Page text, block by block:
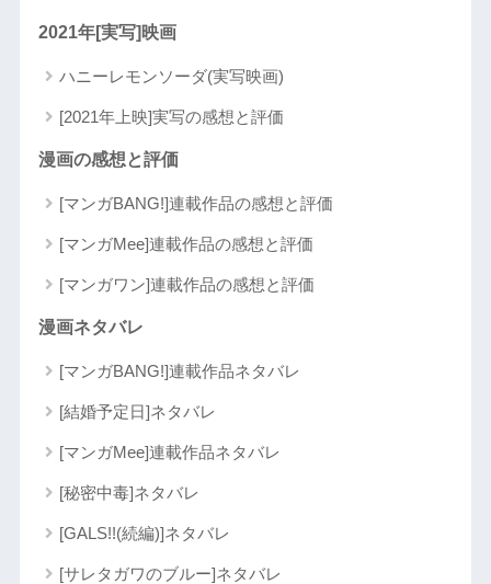
2021年[実写]映画
ハニーレモンソーダ(実写映画)
[2021年上映]実写の感想と評価
漫画の感想と評価
[マンガBANG!]連載作品の感想と評価
[マンガMee]連載作品の感想と評価
[マンガワン]連載作品の感想と評価
漫画ネタバレ
[マンガBANG!]連載作品ネタバレ
[結婚予定日]ネタバレ
[マンガMee]連載作品ネタバレ
[秘密中毒]ネタバレ
[GALS!!(続編)]ネタバレ
[サレタガワのブルー]ネタバレ